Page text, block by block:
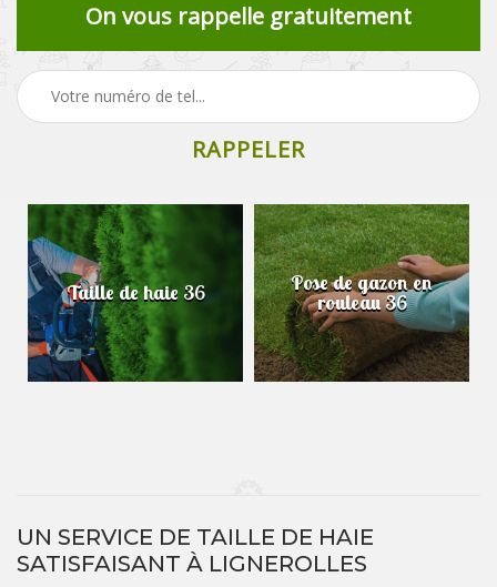
On vous rappelle gratuitement
Taille de haie 36 Pose de gazon en
rouleau 36
UN SERVICE DE TAILLE DE HAIE
SATISFAISANT À LIGNEROLLES